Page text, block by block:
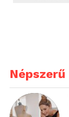
Népszerű